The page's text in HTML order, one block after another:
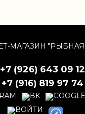
+7 (926) 643 09 12
+7 (916) 819 97 74